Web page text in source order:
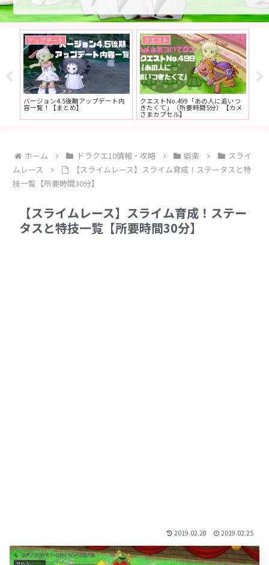
アップデート
バージョン4.5後期アップデート内
容一覧！【まとめ】
クエスト
クエストNo.499「あの人に追いつ
きたくて」（所要時間5分）【カメ
さまカプセル】
ホーム ドラクエ10情報・攻略 娯楽
スライ
ムレース
【スライムレース】スライム育成！ステータスと特
技一覧【所要時間30分】
【スライムレース】スライム育成！ステー
タスと特技一覧【所要時間30分】
2019.02.28 2019.02.25